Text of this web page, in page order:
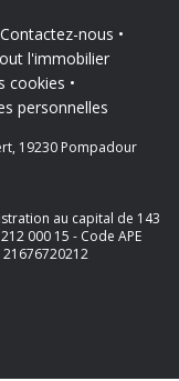
Contactez-nous
l'immobilier
cookies
personnelles
19230 Pompadour
au capital de 143
000 15 - Code APE